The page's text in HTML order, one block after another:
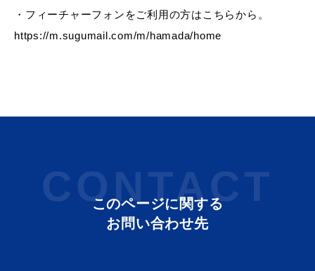
各種相談窓口 入札
・フィーチャーフォンをご利用の方はこちらから。
https://m.sugumail.com/m/hamada/home
CONTACT
このページに関する
お問い合わせ先